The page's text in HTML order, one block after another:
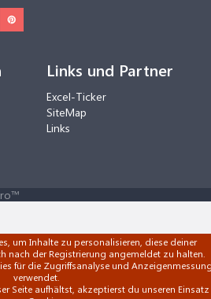
Links und Partner
Excel-Ticker
SiteMap
Links
um Inhalte zu personalisieren, diese deiner
nach der Registrierung angemeldet zu halten.
für die Zugriffsanalyse und
verwendet.
Seite aufhältst, akzeptierst du unseren Einsatz